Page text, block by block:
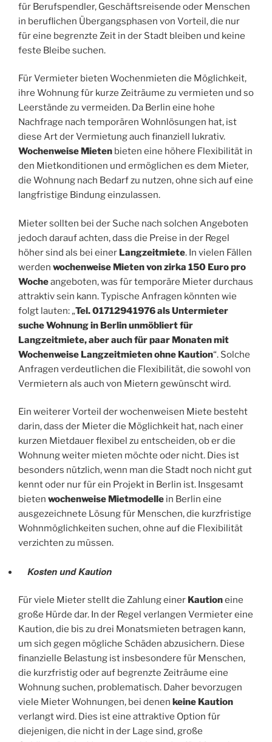
für Berufspendler, Geschäftsreisende oder Menschen
in beruflichen Übergangsphasen von Vorteil, die nur
für eine begrenzte Zeit in der Stadt bleiben und keine
feste Bleibe suchen.
Für Vermieter bieten Wochenmieten die Möglichkeit,
ihre Wohnung für kurze Zeiträume zu vermieten und so
Leerstände zu vermeiden. Da Berlin eine hohe
Nachfrage nach temporären Wohnlösungen hat, ist
diese Art der Vermietung auch finanziell lukrativ.
Wochenweise Mieten bieten eine höhere Flexibilität in
den Mietkonditionen und ermöglichen es dem Mieter,
die Wohnung nach Bedarf zu nutzen, ohne sich auf eine
langfristige Bindung einzulassen.
Mieter sollten bei der Suche nach solchen Angeboten
jedoch darauf achten, dass die Preise in der Regel
höher sind als bei einer Langzeitmiete. In vielen Fällen
werden wochenweise Mieten von zirka 150 Euro pro
Wocheangeboten, was für temporäre Mieter durchaus
attraktiv sein kann. Typische Anfragen könnten wie
folgt lauten: „Tel. 01712941976 als Untermieter
suche Wohnung in Berlin unmöbliert für
Langzeitmiete, aber auch für paar Monaten mit
Wochenweise Langzeitmieten ohne Kaution“. Solche
Anfragen verdeutlichen die Flexibilität, die sowohl von
Vermietern als auch von Mietern gewünscht wird.
Ein weiterer Vorteil der wochenweisen Miete besteht
darin, dass der Mieter die Möglichkeit hat, nach einer
kurzen Mietdauer flexibel zu entscheiden, ob er die
Wohnung weiter mieten möchte oder nicht. Dies ist
besonders nützlich, wenn man die Stadt noch nicht gut
kennt oder nur für ein Projekt in Berlin ist. Insgesamt
bieten wochenweise Mietmodelle in Berlin eine
ausgezeichnete Lösung für Menschen, die kurzfristige
Wohnmöglichkeiten suchen, ohne auf die Flexibilität
verzichten zu müssen.
Kosten und Kaution
Für viele Mieter stellt die Zahlung einer Kautioneine
große Hürde dar. In der Regel verlangen Vermieter eine
Kaution, die bis zu drei Monatsmieten betragen kann,
um sich gegen mögliche Schäden abzusichern. Diese
finanzielle Belastung ist insbesondere für Menschen,
die kurzfristig oder auf begrenzte Zeiträume eine
Wohnung suchen, problematisch. Daher bevorzugen
viele Mieter Wohnungen, bei denen keine Kaution
verlangt wird. Dies ist eine attraktive Option für
diejenigen, die nicht in der Lage sind, große